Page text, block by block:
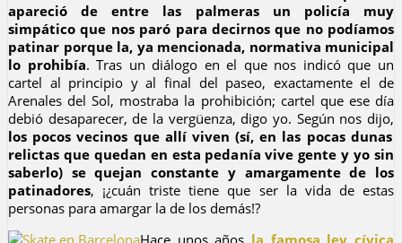
apareció de entre las palmeras un policía muy
simpático que nos paró para decirnos que no podíamos
patinar porque la, ya mencionada, normativa municipal
lo prohibía. Tras un diálogo en el que nos indicó que un
cartel al principio y al final del paseo, exactamente el de
Arenales del Sol, mostraba la prohibición; cartel que ese día
debió desaparecer, de la vergüenza, digo yo. Según nos dijo,
los pocos vecinos que allí viven (sí, en las pocas dunas
relictas que quedan en esta pedanía vive gente y yo sin
saberlo) se quejan constante y amargamente de los
patinadores, ¡¿cuán triste tiene que ser la vida de estas
personas para amargar la de los demás!?
Hace unos años la famosa ley cívica